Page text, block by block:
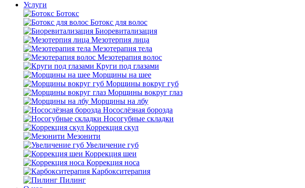
Услуги
Ботокс
Ботокс для волос
Биоревитализация
Мезотерпия лица
Мезотерапия тела
Мезотерапия волос
Круги под глазами
Морщины на шее
Морщины вокруг губ
Морщины вокруг глаз
Морщины на лбу
Носослёзная борозда
Носогубные складки
Коррекция скул
Мезонити
Увеличение губ
Коррекция шеи
Коррекция носа
Карбокситерапия
Пилинг